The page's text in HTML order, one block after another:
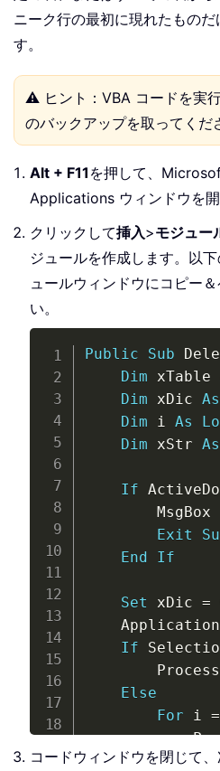
ニーク行の最初に現れたもの
す。
⚠️ ヒント：VBA コードを実
のバックアップを取ってくだ
Alt + F11 を押して、
Applications ウィンドウを開
クリックして挿入>モジュー
ジュールを作成します。以
ュールウィンドウにコピー
い。
Public Sub
Dim xTable
Dim xDic As
Dim i As
Dim xStr As
If
        MsgBox
Exit
End
If
Set xDic =
    Application
If
Else
For i =
コードウィンドウを閉じて